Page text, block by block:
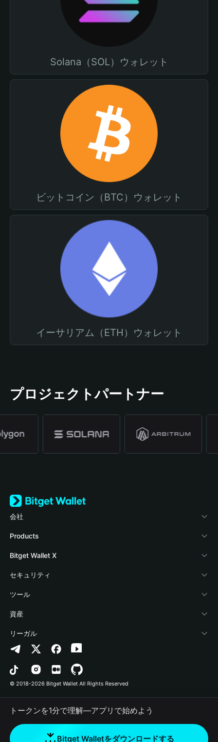
Solana（SOL）ウォレット
ビットコイン（BTC）ウォレット
イーサリアム（ETH）ウォレット
プロジェクトパートナー
会社
Bitget Walletについて
ブログ
アカデミー
暗号資産ニュース
Help Center
お問い合わせ
ブランドリソース
キャリア
Products
Crypto Card
Stablecoin Earn
Payfi Crypto
Crypto Swap API
Altcoin Season Index
Prediction Markets
DApp
RWA
How to Buy Crypto
Bitget Wallet X
デベロッパー
ウォレットを接続
Bitget Wallet Pay
プロジェクトを掲載
セキュリティ
保護基金
セキュリティ技術
ツール
暗号資産を購入
認証検出
コントラクト検出
一括送金
資産
Arbitrum
Avalanche
Bitcoin
Polygon
リーガル
プライバシーポリシー
利用規約
© 2018-2026 Bitget Wallet All Rights Reserved
トークンを1分で理解―アプリで始めよう
Bitget Walletをダウンロードする